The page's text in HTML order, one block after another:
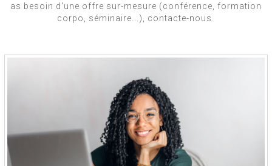
as besoin d'une offre sur-mesure (conférence, formation
corpo, séminaire...), contacte-nous.